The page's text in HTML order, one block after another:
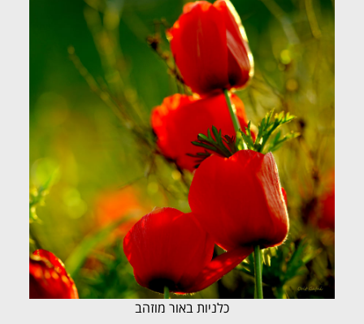
כלניות באור מוזהב